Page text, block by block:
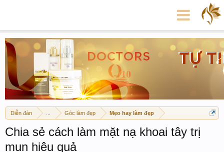
Diễn đàn Góc làm đẹp Mẹo hay làm đẹp
Chia sẻ cách làm mặt nạ khoai tây trị
mụn hiệu quả